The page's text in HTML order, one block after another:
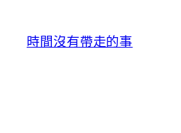
時間沒有帶走的事